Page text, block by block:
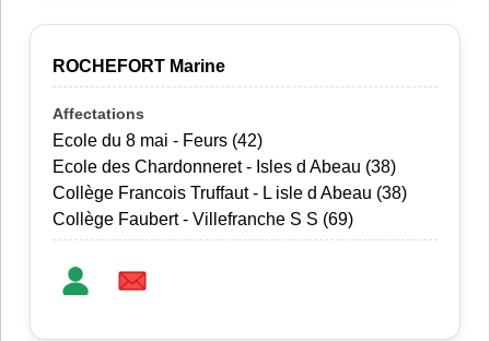
ROCHEFORT Marine
Ecole du 8 mai - Feurs (42)
Ecole des Chardonneret - Isles d Abeau (38)
Collège Francois Truffaut - L isle d Abeau (38)
Collège Faubert - Villefranche S S (69)